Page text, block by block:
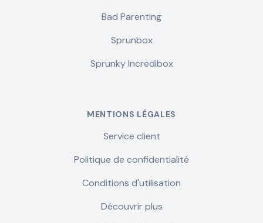
Bad Parenting
Sprunbox
Sprunky Incredibox
MENTIONS LÉGALES
Service client
Politique de confidentialité
Conditions d'utilisation
Découvrir plus